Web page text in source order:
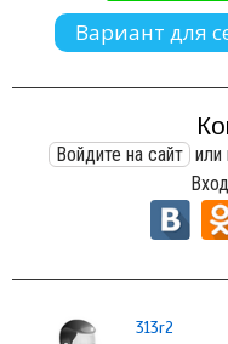
Вариант для
Войдите на сайт или
313r2